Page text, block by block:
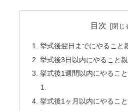
目次
挙式後翌日までにやること
挙式後3日以内にやること
挙式後1週間以内にやるこ
挙式後1ヶ月以内にやるこ